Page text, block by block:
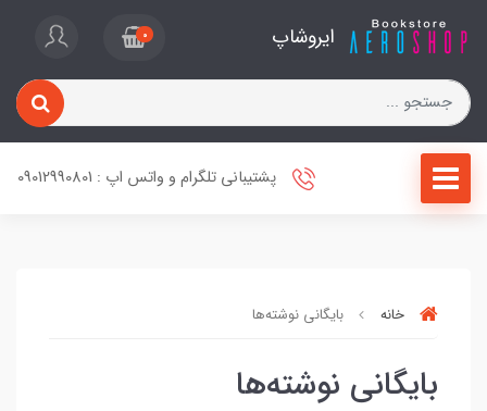
ایروشاپ 0
پشتیبانی تلگرام و واتس اپ : 09012990801
خانه بایگانی نوشته‌ها
بایگانی نوشته‌ها